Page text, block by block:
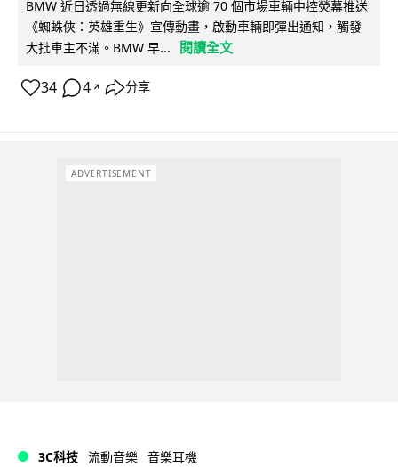
BMW 近日透過無線更新向全球逾 70 個市場車輛中控熒幕推送
《蜘蛛俠：英雄重生》宣傳動畫，啟動車輛即彈出通知，觸發
大批車主不滿。BMW 早...
閱讀全文
34 4 ↗ 分享
ADVERTISEMENT
3C科技 流動音樂 音樂耳機